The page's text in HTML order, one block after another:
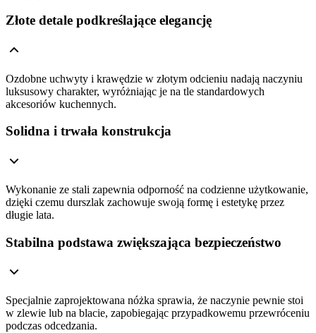
Złote detale podkreślające elegancję
Ozdobne uchwyty i krawędzie w złotym odcieniu nadają naczyniu
luksusowy charakter, wyróżniając je na tle standardowych
akcesoriów kuchennych.
Solidna i trwała konstrukcja
Wykonanie ze stali zapewnia odporność na codzienne użytkowanie,
dzięki czemu durszlak zachowuje swoją formę i estetykę przez
długie lata.
Stabilna podstawa zwiększająca bezpieczeństwo
Specjalnie zaprojektowana nóżka sprawia, że naczynie pewnie stoi
w zlewie lub na blacie, zapobiegając przypadkowemu przewróceniu
podczas odcedzania.